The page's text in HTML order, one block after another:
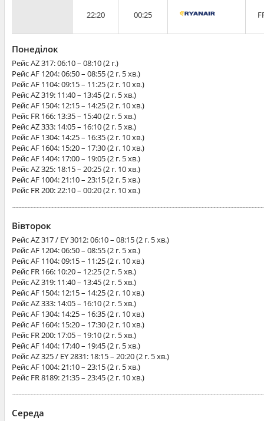
22:20 00:25
Понеділок
РейсAZ 317: 06:10 – 08:10 (2 г.)
РейсAF 1204: 06:50 – 08:55 (2 г. 5 хв.)
РейсAF 1104: 09:15 – 11:25 (2 г. 10 хв.)
РейсAZ 319: 11:40 – 13:45 (2 г. 5 хв.)
РейсAF 1504: 12:15 – 14:25 (2 г. 10 хв.)
Рейс FR 166: 13:35 – 15:40 (2 г. 5 хв.)
РейсAZ 333: 14:05 – 16:10 (2 г. 5 хв.)
РейсAF 1304: 14:25 – 16:35 (2 г. 10 хв.)
РейсAF 1604: 15:20 – 17:30 (2 г. 10 хв.)
РейсAF 1404: 17:00 – 19:05 (2 г. 5 хв.)
РейсAZ 325: 18:15 – 20:25 (2 г. 10 хв.)
РейсAF 1004: 21:10 – 23:15 (2 г. 5 хв.)
Рейс FR 200: 22:10 – 00:20 (2 г. 10 хв.)
Вівторок
РейсAZ 317 / EY 3012: 06:10 – 08:15 (2 г. 5 хв.)
РейсAF 1204: 06:50 – 08:55 (2 г. 5 хв.)
РейсAF 1104: 09:15 – 11:25 (2 г. 10 хв.)
Рейс FR 166: 10:20 – 12:25 (2 г. 5 хв.)
РейсAZ 319: 11:40 – 13:45 (2 г. 5 хв.)
РейсAF 1504: 12:15 – 14:25 (2 г. 10 хв.)
РейсAZ 333: 14:05 – 16:10 (2 г. 5 хв.)
РейсAF 1304: 14:25 – 16:35 (2 г. 10 хв.)
РейсAF 1604: 15:20 – 17:30 (2 г. 10 хв.)
Рейс FR 200: 17:05 – 19:10 (2 г. 5 хв.)
РейсAF 1404: 17:40 – 19:45 (2 г. 5 хв.)
РейсAZ 325 / EY 2831: 18:15 – 20:20 (2 г. 5 хв.)
РейсAF 1004: 21:10 – 23:15 (2 г. 5 хв.)
Рейс FR 8189: 21:35 – 23:45 (2 г. 10 хв.)
Середа